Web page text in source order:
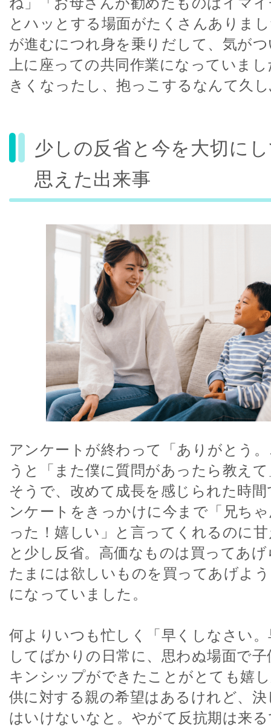
とハッとする場面がたくさんありま
が進むにつれ身を乗りだして、気が
上に座っての共同作業になっていま
きくなったし、抱っこするなんて久
少しの反省と今を大切に
思えた出来事
アンケートが終わって「ありがとう
うと「また僕に質問があったら教え
そうで、改めて成長を感じられた時
ンケートをきっかけに今まで「兄ち
った！嬉しい」と言ってくれるのに
と少し反省。高価なものは買ってあ
たまには欲しいものを買ってあげよ
になっていました。
何よりいつも忙しく「早くしなさい
してばかりの日常に、思わぬ場面で
キンシップができたことがとても嬉
供に対する親の希望はあるけれど、
はいけないなと。やがて反抗期は来